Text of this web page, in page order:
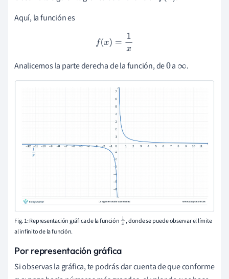
Aquí, la función es
f(x) =1 x
Analicemos la parte derecha de la función, de0a ∞ .
Fig. 1: Representación gráfica de la función1x, donde se puede observar el límite
al infinito de la función.
Por representación gráfica
Si observas la gráfica, te podrás dar cuenta de que conforme